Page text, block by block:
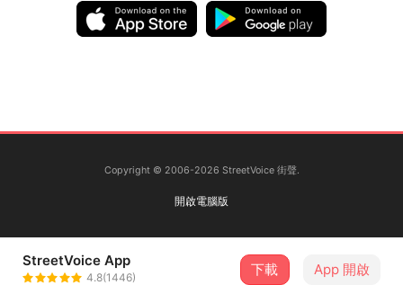
Copyright © 2006-2026 StreetVoice 街聲.
開啟電腦版
StreetVoice App
4.8(1446) 下載 App 開啟